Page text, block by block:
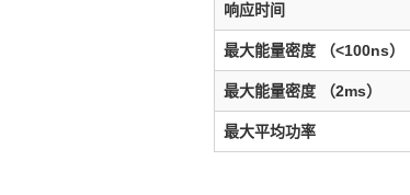
响应时间
最大能量密度 （<100ns）
最大能量密度 （2ms）
最大平均功率